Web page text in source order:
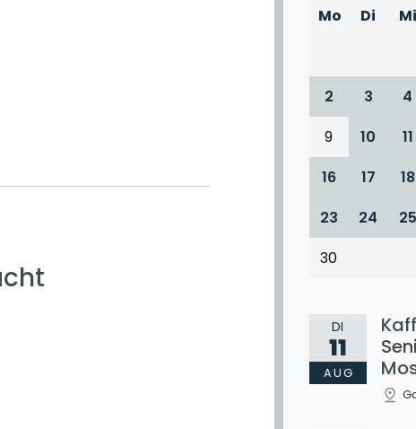
Mo Di Mi
2
3 4
9
10 11
16
17 18
23
24 25
30
DI
11
AUG